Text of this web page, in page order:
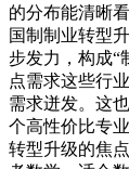
的分布能清晰
国制制业转型
步发力，构成“
点需求这些行
需求迸发。这
个高性价比专
转型升级的焦